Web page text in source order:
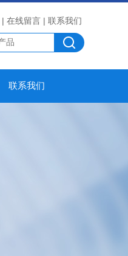
| 在线留言 | 联系我们
联系我们